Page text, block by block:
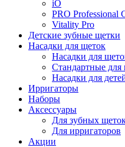
iO
PRO Professional
Vitality Pro
Детские зубные щетки
Насадки для щеток
Насадки для
Стандартные для
Насадки для
Ирригаторы
Наборы
Аксессуары
Для зубных
Для ирригаторов
Акции